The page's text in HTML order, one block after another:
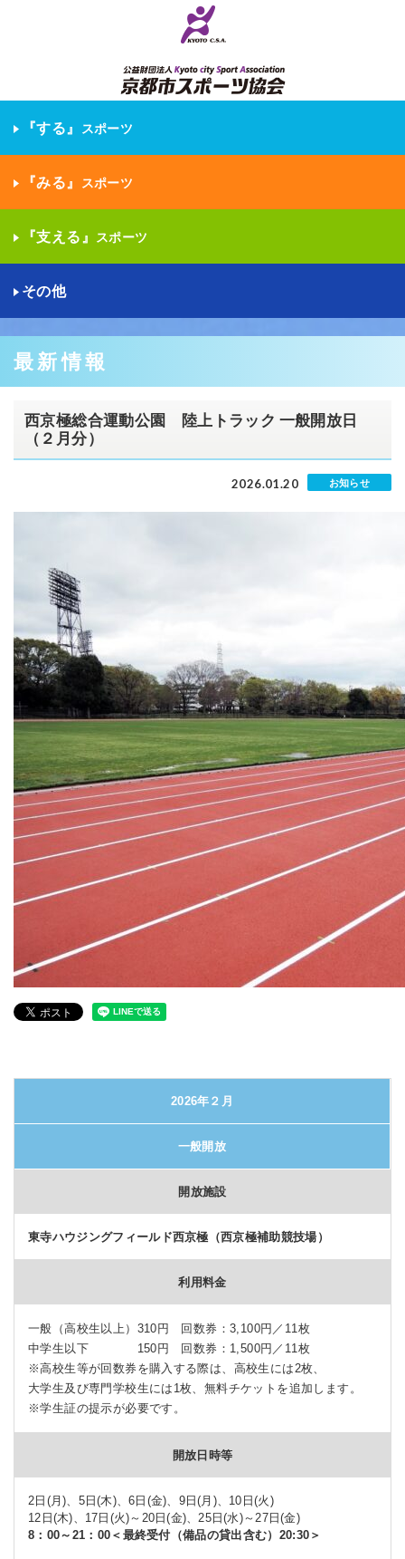
『する』 スポーツ
『みる』 スポーツ
『支える』 スポーツ
その他
最新情報
西京極総合運動公園 陸上トラック 一般開放日
（２月分）
2026.01.20 お知らせ
2026年２月
一般開放
開放施設
東寺ハウジングフィールド西京極（西京極補助競技場）
利用料金
一般（高校生以上）310円 回数券：3,100円／11枚
中学生以下 150円 回数券：1,500円／11枚
※高校生等が回数券を購入する際は、高校生には2枚、
大学生及び専門学校生には1枚、無料チケットを追加します。
※学生証の提示が必要です。
開放日時等
2日(月)、5日(木)、6日(金)、9日(月)、10日(火)
12日(木)、17日(火)～20日(金)、25日(水)～27日(金)
8：00～21：00 ＜最終受付（備品の貸出含む）20:30＞